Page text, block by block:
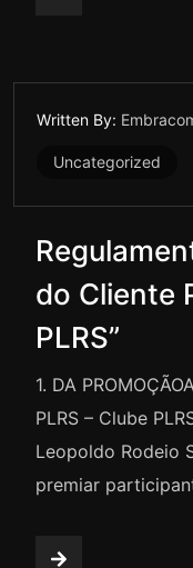
Written By:
Uncategorized
do Cliente
PLRS”
1.⁠ ⁠DA
PLRS – Clube
Leopoldo Rodeio
premiar